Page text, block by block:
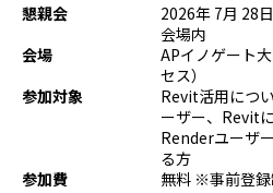
x
懇親会
2026年 7月 28
会場内
会場
APイノゲート
セス）
参加対象
Revit活用につ
ーザー、Revit
Renderユーザ
る方
参加費
無料 ※事前登録